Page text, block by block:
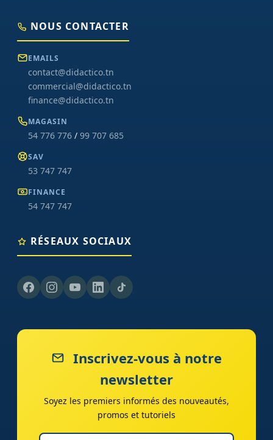
NOUS CONTACTER
EMAILS
contact@didactico.tn
commercial@didactico.tn
finance@didactico.tn
MAGASIN
54 776 776 / 99 707 685
SAV
53 747 747
FINANCE
54 747 747
RÉSEAUX SOCIAUX
Inscrivez-vous à notre
newsletter
Soyez les premiers informés des nouveautés,
promos et tutoriels